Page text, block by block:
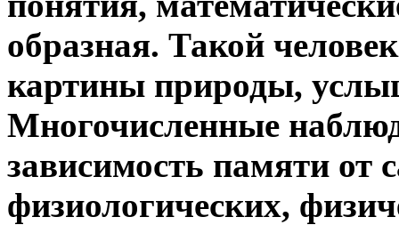
образная. Такой
картины природы,
Многочисленные
зависимость памяти от
физиологических,